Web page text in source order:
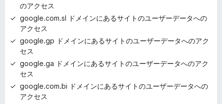
のアクセス
google.com.sl ドメインにあるサイトのユーザーデータへの
アクセス
google.gp ドメインにあるサイトのユーザーデータへのアク
セス
google.ga ドメインにあるサイトのユーザーデータへのアク
セス
google.com.bi ドメインにあるサイトのユーザーデータへの
アクセス